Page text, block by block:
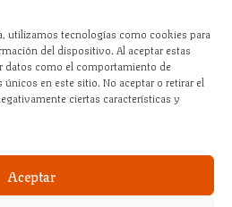
utilizamos tecnologías como cookies para
del dispositivo. Al aceptar estas
datos como el comportamiento de
en este sitio. No aceptar o retirar el
ciertas características y
Aceptar
de tu piercing al comprar